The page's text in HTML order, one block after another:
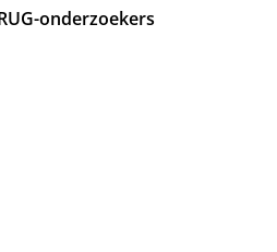
onderzoekers